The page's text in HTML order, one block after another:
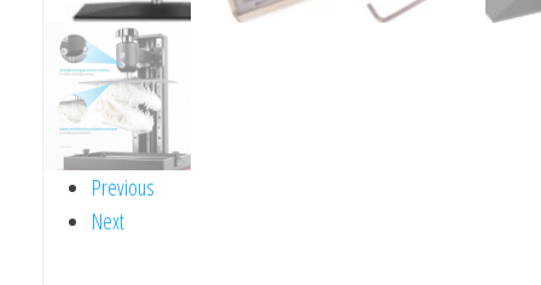
Previous
Next